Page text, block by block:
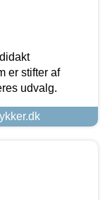
er stifter af
udvalg.